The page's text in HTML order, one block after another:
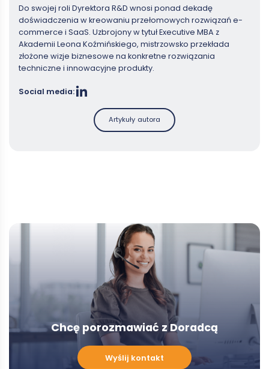
Do swojej roli Dyrektora R&D wnosi ponad dekadę
doświadczenia w kreowaniu przełomowych rozwiązań e-
commerce i SaaS. Uzbrojony w tytuł Executive MBA z
Akademii Leona Koźmińskiego, mistrzowsko przekłada
złożone wizje biznesowe na konkretne rozwiązania
techniczne i innowacyjne produkty.
Social media:
Artykuły autora
Chcę porozmawiać z Doradcą
porozmawiać
Wyślij kontakt